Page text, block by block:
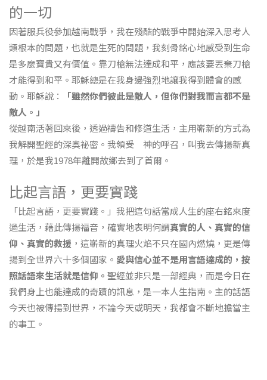
的一切
因著服兵役參加越南戰爭，我在殘酷的戰爭中開始深入思考人
類根本的問題，也就是生死的問題，我刻骨銘心地感受到生命
是多麼寶貴又有價值。靠刀槍無法達成和平，應該要丟棄刀槍
才能得到和平。耶穌總是在我身邊強烈地讓我得到體會的感
動。耶穌說：
「雖然你們彼此是敵人，但你們對我而言都不是
敵人。」
從越南活著回來後，透過禱告和修道生活，主用嶄新的方式為
我解開聖經的深奧祕密。我領受 神的呼召，叫我去傳揚新真
理，於是我1978年離開故鄉去到了首爾。
比起言語，更要實踐
「比起言語，更要實踐。」我把這句話當成人生的座右銘來度
過生活，藉此傳揚福音，確實地表明何謂真實的人、真實的信
仰、真實的救援 ，這嶄新的真理火焰不只在國內燃燒，更是傳
揚到全世界六十多個國家。 愛與信心並不是用言語達成的，按
照話語來生活就是信仰。 聖經並非只是一部經典，而是今日在
我們身上也能達成的奇蹟的訊息，是一本人生指南。主的話語
今天也被傳揚到世界，不論今天或明天，我都會不斷地擔當主
的事工。